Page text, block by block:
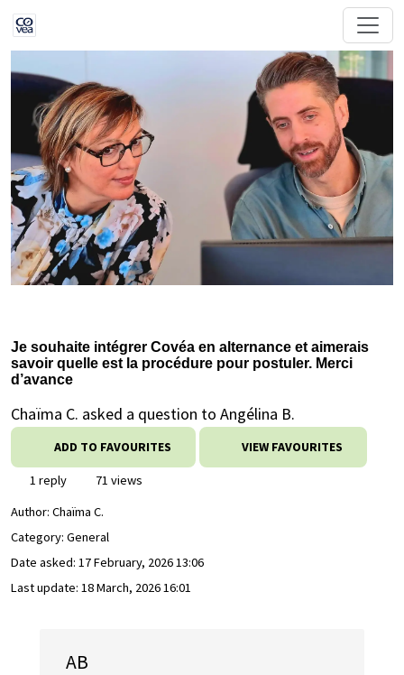
Je souhaite intégrer Covéa en alternance et aimerais
savoir quelle est la procédure pour postuler. Merci
d’avance
Chaïma C. asked a question to Angélina B.
ADD TO FAVOURITES VIEW FAVOURITES
1 reply
71 views
Author: Chaïma C.
Category: General
Date asked: 17 February, 2026 13:06
Last update: 18 March, 2026 16:01
AB